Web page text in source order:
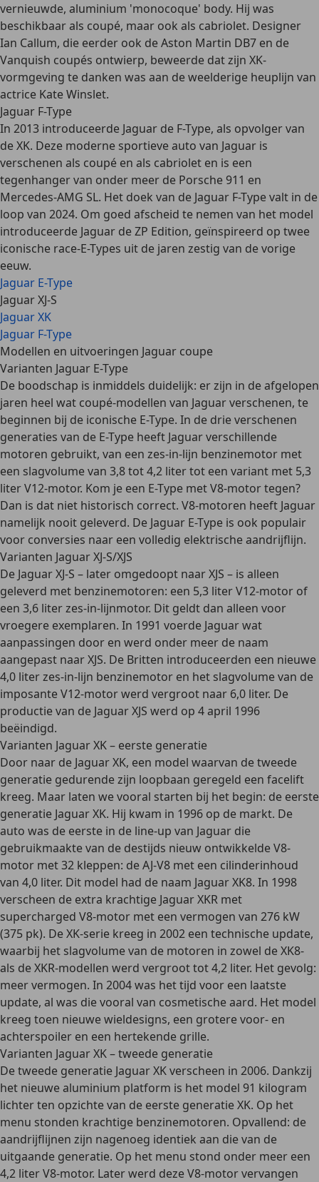
vernieuwde, aluminium 'monocoque' body. Hij was
beschikbaar als coupé, maar ook als cabriolet. Designer
Ian Callum, die eerder ook de Aston Martin DB7 en de
Vanquish coupés ontwierp, beweerde dat zijn XK-
vormgeving te danken was aan de weelderige heuplijn van
actrice Kate Winslet.
Jaguar F-Type
In 2013 introduceerde Jaguar de F-Type, als opvolger van
de XK. Deze moderne sportieve auto van Jaguar is
verschenen als coupé en als cabriolet en is een
tegenhanger van onder meer de Porsche 911 en
Mercedes-AMG SL. Het doek van de Jaguar F-Type valt in de
loop van 2024. Om goed afscheid te nemen van het model
introduceerde Jaguar de ZP Edition, geïnspireerd op twee
iconische race-E-Types uit de jaren zestig van de vorige
eeuw.
Jaguar E-Type
Jaguar XJ-S
Jaguar XK
Jaguar F-Type
Modellen en uitvoeringen Jaguar coupe
Varianten Jaguar E-Type
De boodschap is inmiddels duidelijk: er zijn in de afgelopen
jaren heel wat coupé-modellen van Jaguar verschenen, te
beginnen bij de iconische E-Type. In de drie verschenen
generaties van de E-Type heeft Jaguar verschillende
motoren gebruikt, van een zes-in-lijn benzinemotor met
een slagvolume van 3,8 tot 4,2 liter tot een variant met 5,3
liter V12-motor. Kom je een E-Type met V8-motor tegen?
Dan is dat niet historisch correct. V8-motoren heeft Jaguar
namelijk nooit geleverd. De Jaguar E-Type is ook populair
voor conversies naar een volledig elektrische aandrijflijn.
Varianten Jaguar XJ-S/XJS
De Jaguar XJ-S – later omgedoopt naar XJS – is alleen
geleverd met benzinemotoren: een 5,3 liter V12-motor of
een 3,6 liter zes-in-lijnmotor. Dit geldt dan alleen voor
vroegere exemplaren. In 1991 voerde Jaguar wat
aanpassingen door en werd onder meer de naam
aangepast naar XJS. De Britten introduceerden een nieuwe
4,0 liter zes-in-lijn benzinemotor en het slagvolume van de
imposante V12-motor werd vergroot naar 6,0 liter. De
productie van de Jaguar XJS werd op 4 april 1996
beëindigd.
Varianten Jaguar XK – eerste generatie
Door naar de Jaguar XK, een model waarvan de tweede
generatie gedurende zijn loopbaan geregeld een facelift
kreeg. Maar laten we vooral starten bij het begin: de eerste
generatie Jaguar XK. Hij kwam in 1996 op de markt. De
auto was de eerste in de line-up van Jaguar die
gebruikmaakte van de destijds nieuw ontwikkelde V8-
motor met 32 ​​kleppen: de AJ-V8 met een cilinderinhoud
van 4,0 liter. Dit model had de naam Jaguar XK8. In 1998
verscheen de extra krachtige Jaguar XKR met
supercharged V8-motor met een vermogen van 276 kW
(375 pk). De XK-serie kreeg in 2002 een technische update,
waarbij het slagvolume van de motoren in zowel de XK8-
als de XKR-modellen werd vergroot tot 4,2 liter. Het gevolg:
meer vermogen. In 2004 was het tijd voor een laatste
update, al was die vooral van cosmetische aard. Het model
kreeg toen nieuwe wieldesigns, een grotere voor- en
achterspoiler en een hertekende grille.
Varianten Jaguar XK – tweede generatie
De tweede generatie Jaguar XK verscheen in 2006. Dankzij
het nieuwe aluminium platform is het model 91 kilogram
lichter ten opzichte van de eerste generatie XK. Op het
menu stonden krachtige benzinemotoren. Opvallend: de
aandrijflijnen zijn nagenoeg identiek aan die van de
uitgaande generatie. Op het menu stond onder meer een
4,2 liter V8-motor. Later werd deze V8-motor vervangen